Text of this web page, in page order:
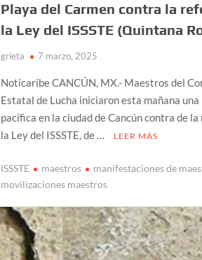
Playa del Carmen contra la
la Ley del ISSSTE (Quintana
grieta 7 marzo, 2025
Noticaribe CANCÚN, MX.- Maestros del
Estatal de Lucha iniciaron esta mañana una
pacífica en la ciudad de Cancún contra de la
la Ley del ISSSTE, de …
LEER MÁS
ISSSTE maestros
manifestaciones de
movilizaciones maestros